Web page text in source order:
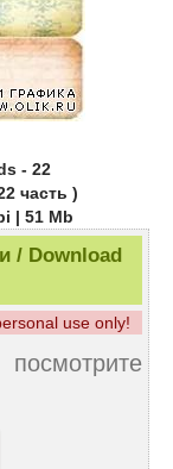
- 22
часть )
| 51 Mb
/ Download
use only!